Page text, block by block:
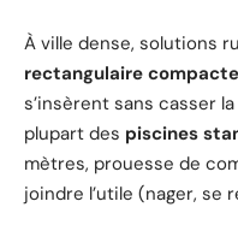
À ville dense, solutions
rectangulaire compacte
s’insèrent sans casser
plupart des piscines
mètres, prouesse de
joindre l’utile (nager, se